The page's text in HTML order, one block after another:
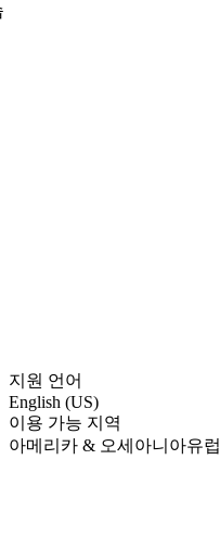
지원 언어
English (US)
이용 가능 지역
아메리카 & 오세아니아유럽